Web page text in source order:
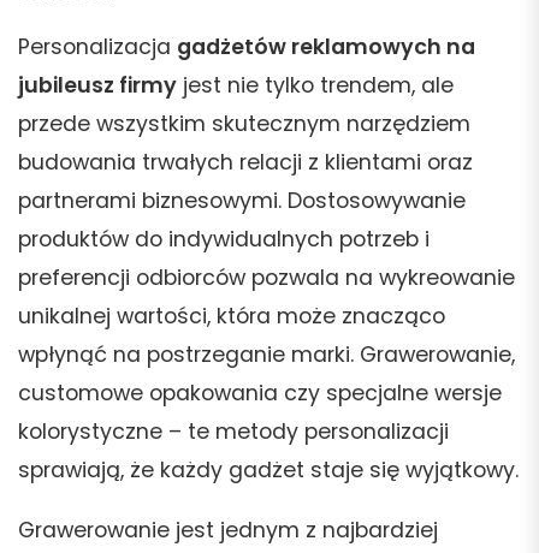
Personalizacja gadżetów reklamowych na
jubileusz firmy jest nie tylko trendem, ale
przede wszystkim skutecznym narzędziem
budowania trwałych relacji z klientami oraz
partnerami biznesowymi. Dostosowywanie
produktów do indywidualnych potrzeb i
preferencji odbiorców pozwala na wykreowanie
unikalnej wartości, która może znacząco
wpłynąć na postrzeganie marki. Grawerowanie,
customowe opakowania czy specjalne wersje
kolorystyczne – te metody personalizacji
sprawiają, że każdy gadżet staje się wyjątkowy.
Grawerowanie jest jednym z najbardziej